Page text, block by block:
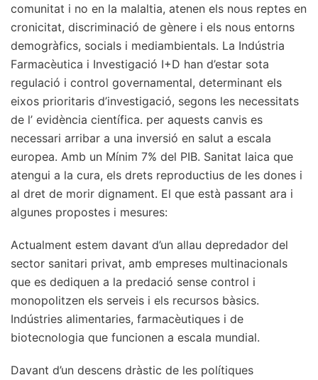
comunitat i no en la malaltia, atenen els nous reptes en
cronicitat, discriminació de gènere i els nous entorns
demogràfics, socials i mediambientals. La Indústria
Farmacèutica i Investigació I+D han d’estar sota
regulació i control governamental, determinant els
eixos prioritaris d’investigació, segons les necessitats
de l’ evidència científica. per aquests canvis es
necessari arribar a una inversió en salut a escala
europea. Amb un Mínim 7% del PIB. Sanitat laica que
atengui a la cura, els drets reproductius de les dones i
al dret de morir dignament. El que està passant ara i
algunes propostes i mesures:
Actualment estem davant d’un allau depredador del
sector sanitari privat, amb empreses multinacionals
que es dediquen a la predació sense control i
monopolitzen els serveis i els recursos bàsics.
Indústries alimentaries, farmacèutiques i de
biotecnologia que funcionen a escala mundial.
Davant d’un descens dràstic de les polítiques